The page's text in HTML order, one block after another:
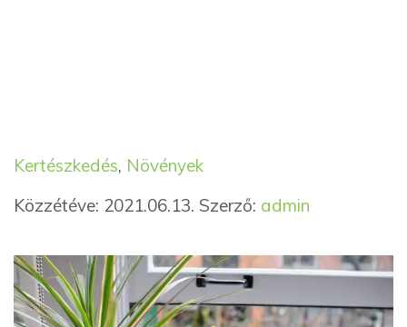
Kategória
Kertészkedés, NövényekCímkék
Közzétéve: 2021.06.13. Szerző: admin